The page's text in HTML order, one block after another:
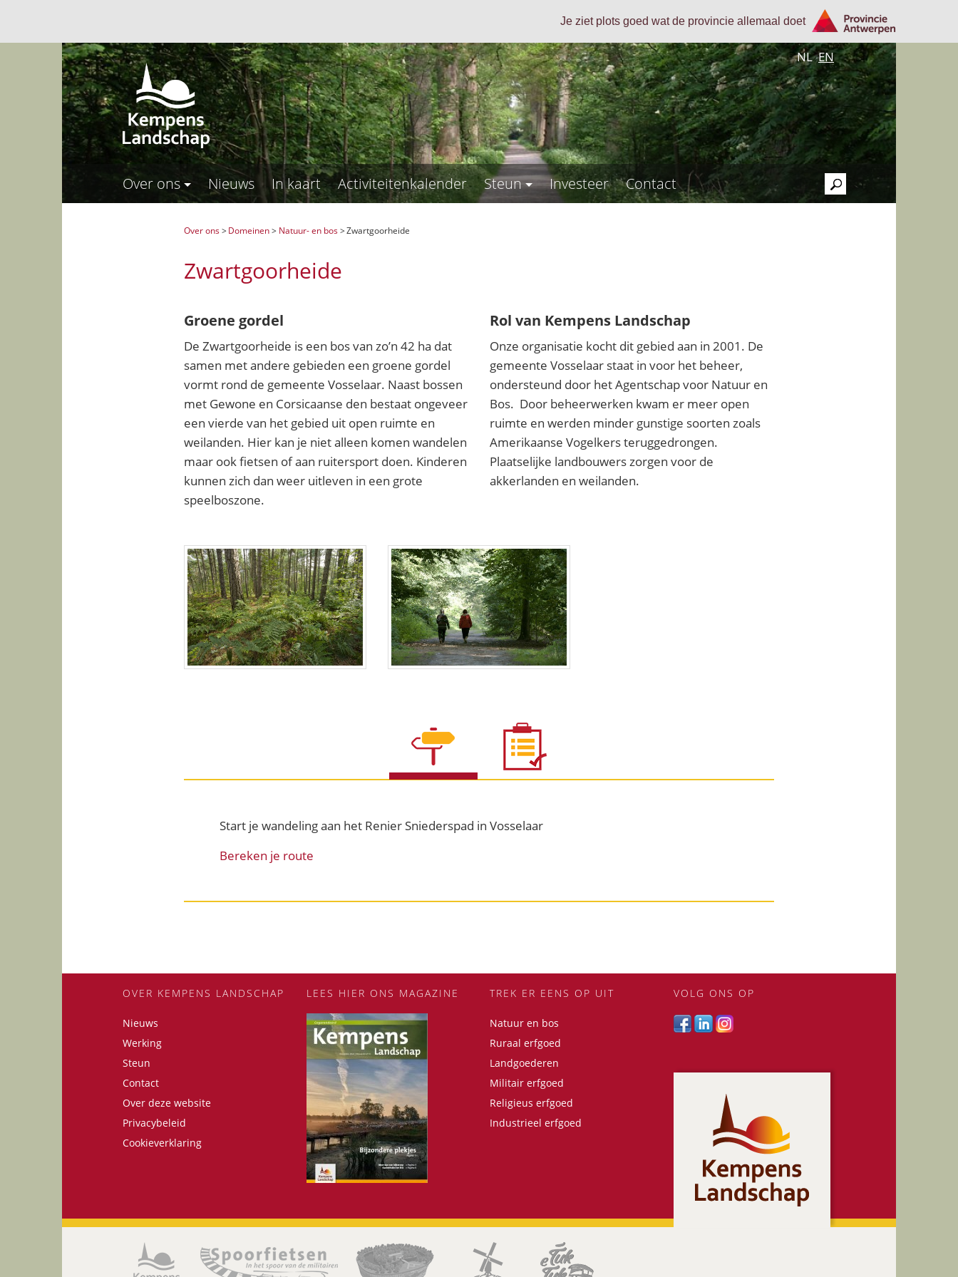
Je ziet plots goed wat de provincie allemaal doet
NL EN
Over ons Nieuws In kaart Activiteitenkalender Steun Investeer Contact
>
Over ons>Domeinen> Natuur- en bos>Zwartgoorheide
Zwartgoorheide
Groene gordel
De Zwartgoorheide is een bos van zo’n 42 ha dat
samen met andere gebieden een groene gordel
vormt rond de gemeente Vosselaar. Naast bossen
met Gewone en Corsicaanse den bestaat ongeveer
een vierde van het gebied uit open ruimte en
weilanden. Hier kan je niet alleen komen wandelen
maar ook fietsen of aan ruitersport doen. Kinderen
kunnen zich dan weer uitleven in een grote
speelboszone.
Rol van Kempens Landschap
Onze organisatie kocht dit gebied aan in 2001. De
gemeente Vosselaar staat in voor het beheer,
ondersteund door het Agentschap voor Natuur en
Bos. Door beheerwerken kwam er meer open
ruimte en werden minder gunstige soorten zoals
Amerikaanse Vogelkers teruggedrongen.
Plaatselijke landbouwers zorgen voor de
akkerlanden en weilanden.
Start je wandeling aan het Renier Sniederspad in Vosselaar
Bereken je route
OVER KEMPENS LANDSCHAP
Nieuws
Werking
Steun
Contact
Over deze website
Privacybeleid
Cookieverklaring
LEES HIER ONS MAGAZINE TREK ER EENS OP UIT
Natuur en bos
Ruraal erfgoed
Landgoederen
Militair erfgoed
Religieus erfgoed
Industrieel erfgoed
VOLG ONS OP